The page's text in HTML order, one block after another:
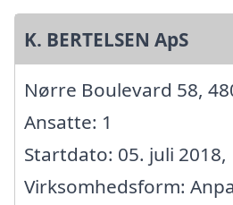
K. BERTELSEN ApS
Nørre Boulevard 58,
Ansatte: 1
Startdato: 05. juli 2018,
Virksomhedsform: